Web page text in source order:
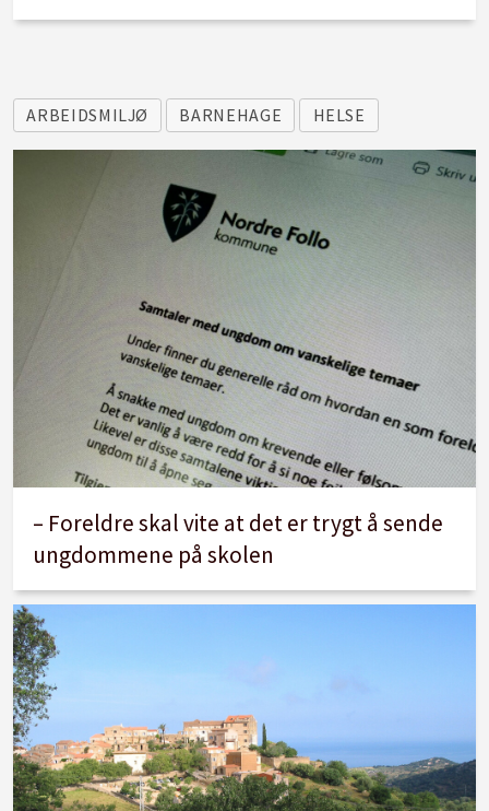
ARBEIDSMILJØ BARNEHAGE HELSE
– Foreldre skal vite at det er trygt å sende
ungdommene på skolen